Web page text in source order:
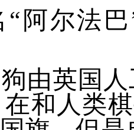
“阿尔法
由英国人
和人类